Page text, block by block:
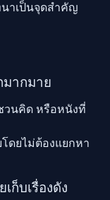
าเป็นจุดสำคัญ
ากมาย
นคิด หรือหนังที่
ดยไม่ต้องแยกหา
ก็บเรื่องดัง